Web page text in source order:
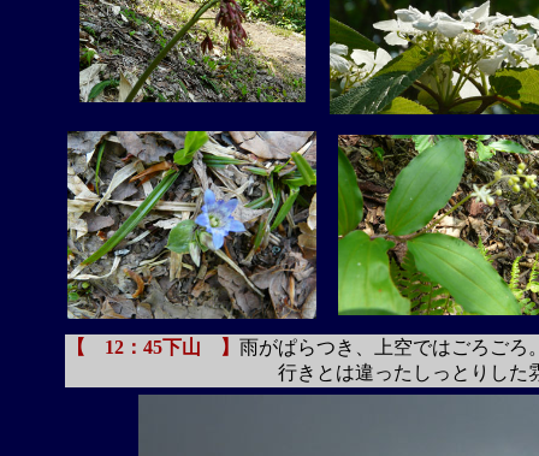
【 12：45下山 】 雨がぱらつき、上空ではごろごろ
行きとは違ったしっとりした雰囲気